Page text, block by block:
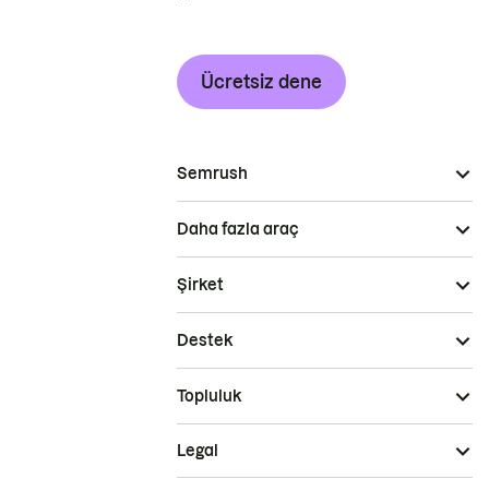
Ücretsiz dene
Semrush
Daha fazla araç
Şirket
Destek
Topluluk
Legal